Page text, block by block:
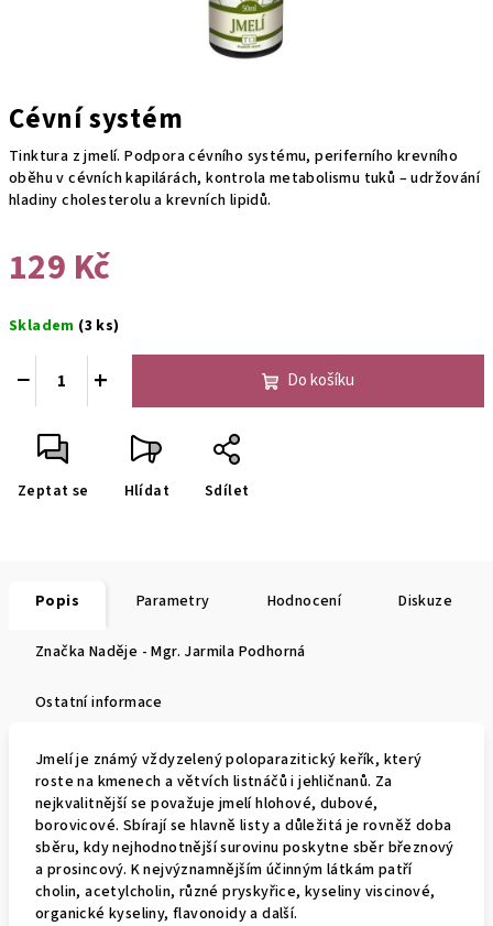
Cévní systém
Tinktura z jmelí. Podpora cévního systému, periferního krevního
oběhu v cévních kapilárách, kontrola metabolismu tuků – udržování
hladiny cholesterolu a krevních lipidů.
129 Kč
cena:
Skladem (3 ks)
+
− Do košíku
Zeptat se Hlídat Sdílet
Popis Parametry Hodnocení Diskuze
Značka Naděje - Mgr. Jarmila Podhorná
Ostatní informace
Jmelí je známý vždyzelený poloparazitický keřík, který
roste na kmenech a větvích listnáčů i jehličnanů. Za
nejkvalitnější se považuje jmelí hlohové, dubové,
borovicové. Sbírají se hlavně listy a důležitá je rovněž doba
sběru, kdy nejhodnotnější surovinu poskytne sběr březnový
a prosincový. K nejvýznamnějším účinným látkám patří
cholin, acetylcholin, různé pryskyřice, kyseliny viscinové,
organické kyseliny, flavonoidy a další.